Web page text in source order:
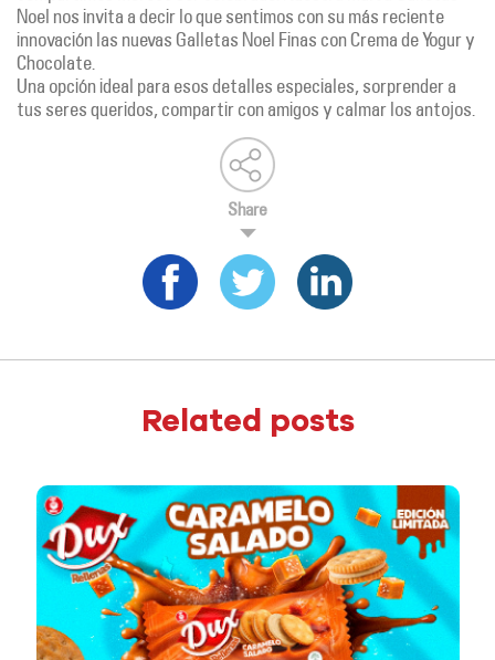
Share
Noel nos invita a decir lo que sentimos con su más reciente
innovación las nuevas Galletas Noel Finas con Crema de Yogur y
Chocolate.
Una opción ideal para esos detalles especiales, sorprender a
tus seres queridos, compartir con amigos y calmar los antojos.
Related posts